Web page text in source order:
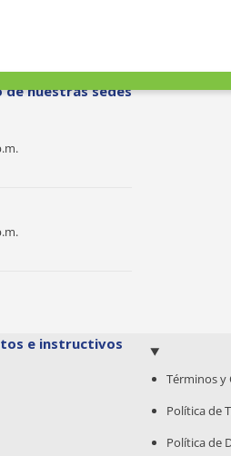
de nuestras sedes
e instructivos
Términos y
Política de
Política de